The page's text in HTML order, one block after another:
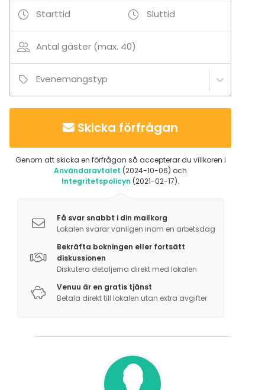
Starttid Sluttid
Antal gäster (max. 40)
Evenemangstyp
Skicka förfrågan
Genom att skicka en förfrågan så accepterar du villkoren i
Användaravtalet (2024-10-06) och
Integritetspolicyn (2021-02-17).
Få svar snabbt i din mailkorg
Lokalen svarar vanligen inom en arbetsdag
Bekräfta bokningen eller fortsätt
diskussionen
Diskutera detaljerna direkt med lokalen
Venuu är en gratis tjänst
Betala direkt till lokalen utan extra avgifter